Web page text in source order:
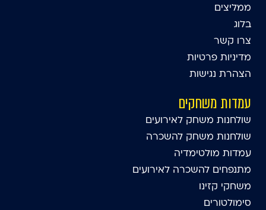
ממליצים
בלוג
צרו קשר
מדיניות פרטיות
הצהרת נגישות
עמדות משחקים
שולחנות משחק לאירועים
שולחנות משחק להשכרה
עמדות מולטימדיה
מתנפחים להשכרה לאירועים
משחקי קזינו
סימולטורים